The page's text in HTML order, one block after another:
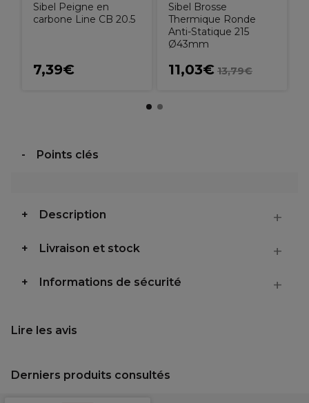
Sibel Peigne en
carbone Line CB 20.5
7,39€
Sibel Brosse
Thermique Ronde
Anti-Statique 215
Ø43mm
11,03€ 13,79€
Points clés
Description
Livraison et stock
Informations de sécurité
Lire les avis
Derniers produits consultés